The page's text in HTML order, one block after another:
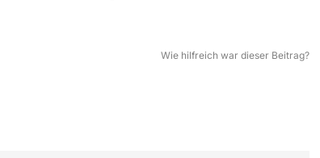
Wie hilfreich war dieser Beitrag?